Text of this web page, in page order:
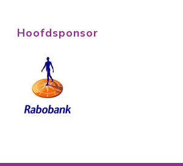
Hoofdsponsor